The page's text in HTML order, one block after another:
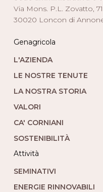
Via Mons. P.L. Zovatto, 71
30020 Loncon di
Genagricola
L'AZIENDA
LE NOSTRE TENUTE
LA NOSTRA STORIA
VALORI
CA' CORNIANI
SOSTENIBILITÀ
Attività
SEMINATIVI
ENERGIE RINNOVABILI